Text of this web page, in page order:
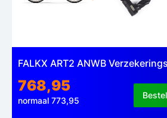
FALKX ART2 ANWB
768,95
normaal 773,95